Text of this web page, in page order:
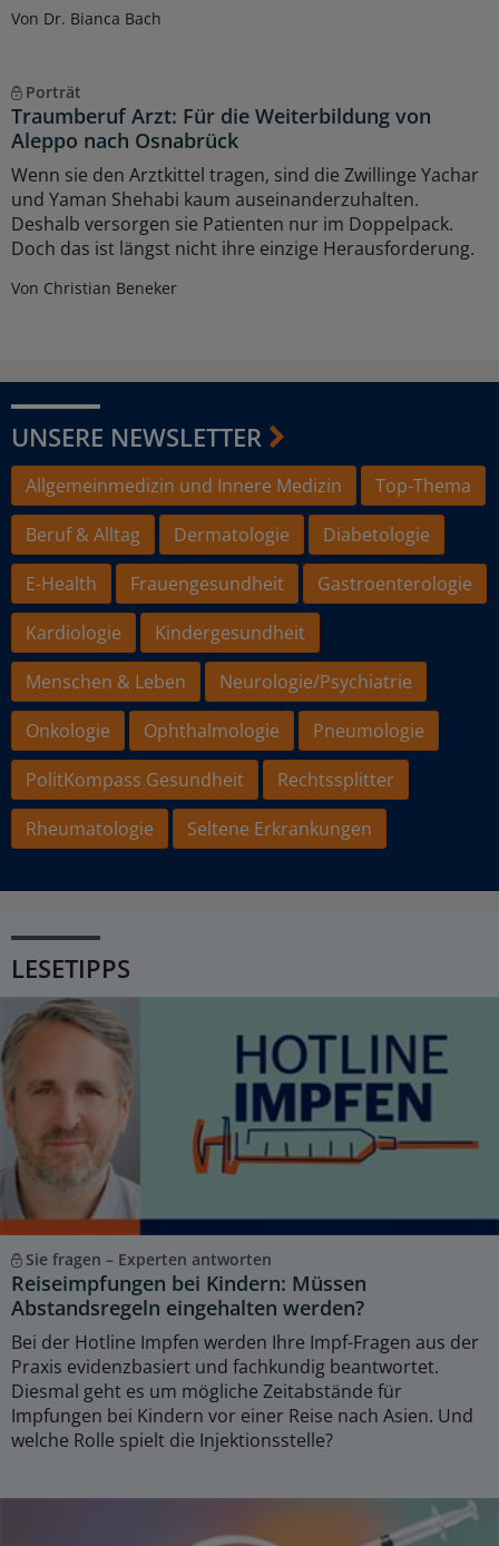
Von Dr. Bianca Bach
Porträt
Traumberuf Arzt: Für die Weiterbildung von
Aleppo nach Osnabrück
Wenn sie den Arztkittel tragen, sind die Zwillinge Yachar
und Yaman Shehabi kaum auseinanderzuhalten.
Deshalb versorgen sie Patienten nur im Doppelpack.
Doch das ist längst nicht ihre einzige Herausforderung.
Von Christian Beneker
UNSERE NEWSLETTER
Allgemeinmedizin und Innere Medizin
Top-Thema
Beruf & Alltag
Dermatologie
Diabetologie
E-Health
Frauengesundheit
Gastroenterologie
Kardiologie
Kindergesundheit
Menschen & Leben
Neurologie/Psychiatrie
Onkologie
Ophthalmologie
Pneumologie
PolitKompass Gesundheit
Rechtssplitter
Rheumatologie
Seltene Erkrankungen
LESETIPPS
Sie fragen – Experten antworten
Reiseimpfungen bei Kindern: Müssen
Abstandsregeln eingehalten werden?
Bei der Hotline Impfen werden Ihre Impf-Fragen aus der
Praxis evidenzbasiert und fachkundig beantwortet.
Diesmal geht es um mögliche Zeitabstände für
Impfungen bei Kindern vor einer Reise nach Asien. Und
welche Rolle spielt die Injektionsstelle?